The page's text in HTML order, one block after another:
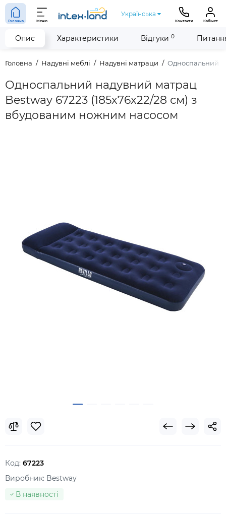
Головна Меню
Українська
Контакти Кабінет
Головна Надувні меблі Надувні матраци Односпальний
Односпальний надувний матрац
Bestway 67223 (185х76х22/28 см) з
вбудованим ножним насосом
Код: 67223
Виробник: Bestway
В наявності
Опис Характеристики Відгуки 0